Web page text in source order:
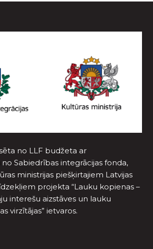
no LLF budžeta ar
Sabiedrības integrācijas fonda,
ministrijas piešķirtajiem Latvijas
projekta “Lauku kopienas –
interešu aizstāves un lauku
virzītājas” ietvaros.